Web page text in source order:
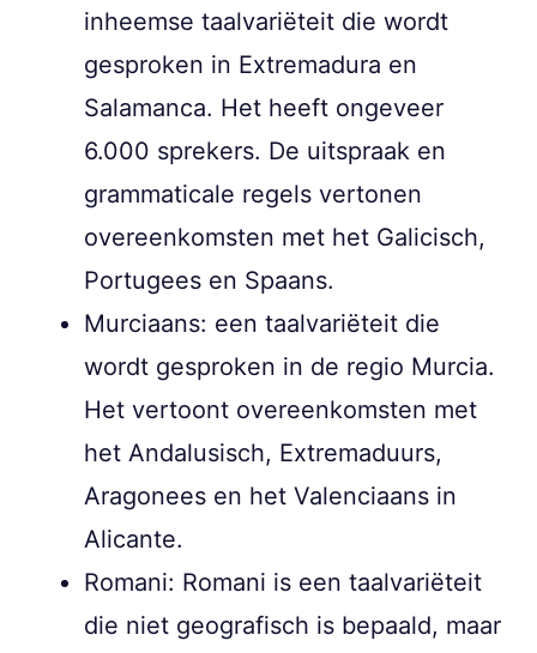
inheemse taalvariëteit die wordt
gesproken in Extremadura en
Salamanca. Het heeft ongeveer
6.000 sprekers. De uitspraak en
grammaticale regels vertonen
overeenkomsten met het Galicisch,
Portugees en Spaans.
Murciaans: een taalvariëteit die
wordt gesproken in de regio Murcia.
Het vertoont overeenkomsten met
het Andalusisch, Extremaduurs,
Aragonees en het Valenciaans in
Alicante.
Romani: Romani is een taalvariëteit
die niet geografisch is bepaald, maar